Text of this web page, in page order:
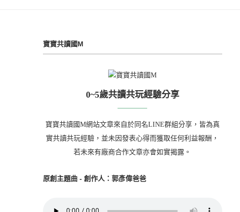
寶寶共讀國M
0~5歲共讀共玩經驗分享
寶寶共讀國M網站文章來自於同名LINE群組分享，皆為真
實共讀共玩經驗，並未因發表心得而獲取任何利益報酬，
若未來有廠商合作文章亦會如實揭露。
原創主題曲 - 創作人：郭彥偉爸爸